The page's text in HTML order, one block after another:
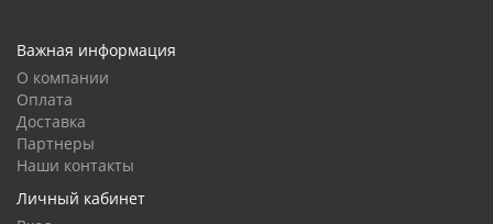
Важная информация
О компании
Оплата
Доставка
Партнеры
Наши контакты
Личный кабинет